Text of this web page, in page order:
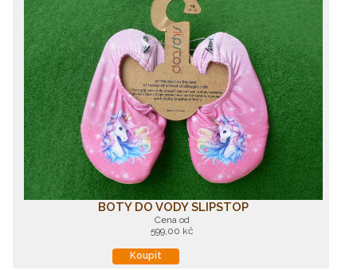
BOTY DO VODY SLIPSTOP
Cena od
599,00 kč
Koupit